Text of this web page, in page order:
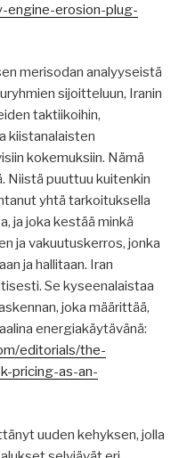
engine-erosion-plug-
merisodan analyyseistä
sijoitteluun, Iranin
taktiikoihin,
kiistanalaisten
kokemuksiin. Nämä
Niistä puuttuu kuitenkin
yhtä tarkoituksella
ja joka kestää minkä
ja vakuutuskerros, jonka
ja hallitaan. Iran
Se kyseenalaistaa
joka määrittää,
energiakäytävänä:
editorials/the-
pricing-as-an-
uuden kehyksen, jolla